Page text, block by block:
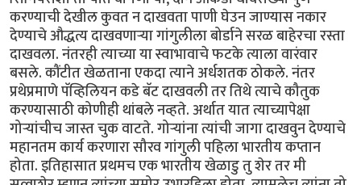
करण्याची देखील कुवत न दाखवता पाणी घेउन जाण्यास नकार
देण्याचे औद्धत्य दाखवणार्‍या गांगुलीला बोर्डाने सरळ बाहेरचा रस्ता
दाखवला. नंतरही त्याच्या या स्वाभावाचे फटके त्याला वारंवार
बसले. कौंटीत खेळताना एकदा त्याने अर्धशतक ठोकले. नंतर
प्रथेप्रमाणे पॅव्हिलियन कडे बॅट दाखवली तर तिथे त्याचे कौतुक
करण्यासाठी कोणीही थांबले नव्हते. अर्थात यात त्याच्यापेक्षा
गोर्‍यांचीच जास्त चुक वाटते. गोर्‍यांना त्यांची जागा दाखवुन देण्याचे
महानतम कार्य करणारा सौरव गांगुली पहिला भारतीय कप्तान
होता. इतिहासात प्रथमच एक भारतीय खेळाडु तु शेर तर मी